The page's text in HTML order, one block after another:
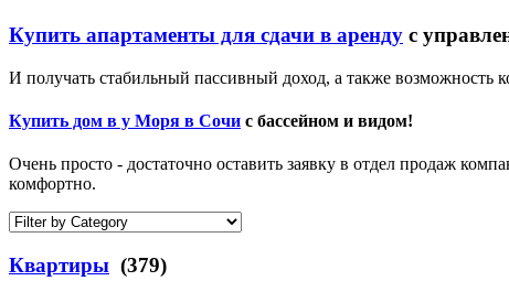
Купить апартаменты для сдачи в аренду с
И получать стабильный пассивный доход, а также возможность
Купить дом в у Моря в Сочи с бассейном и видом!
Очень просто - достаточно оставить заявку в отдел продаж
комфортно.
Квартиры (379)